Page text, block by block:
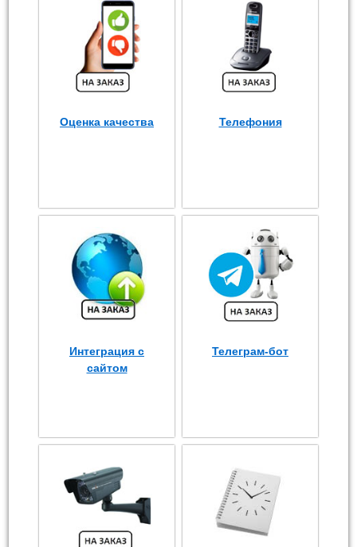
Оценка качества Телефония
Интеграция с
сайтом
Телеграм-бот